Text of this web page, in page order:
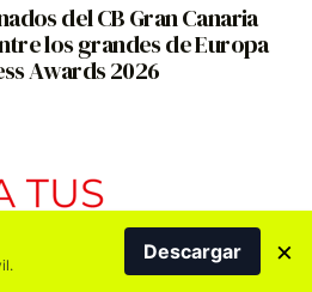
del CB Gran Canaria
los grandes de Europa
Awards 2026
Descargar ×